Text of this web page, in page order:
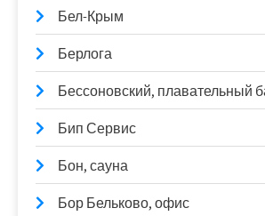
Бел-Крым
Берлога
Бессоновский, плавательный
Бип Сервис
Бон, сауна
Бор Бельково, офис